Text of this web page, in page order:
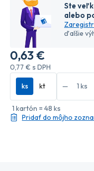
0,63 €
0,77 € s DPH
Ste
alebo
ďalšie
ks kt
1 kartón = 48 ks
Pridať do môjho